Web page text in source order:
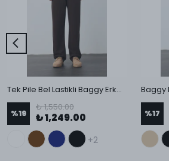
Tek Pile Bel Lastikli Baggy Erkek Kumaş Pantolon
%19
₺ 1,550.00
₺ 1,249.00
+2
%17